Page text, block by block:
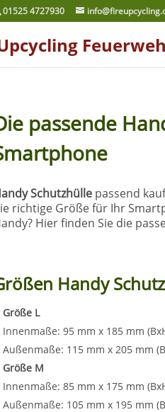
01525 4727930
passende
Schutzhülle passend
richtige Größe für Ihr
Hier finden Sie die
Handy
Größe L
Innenmaße: 95 mm x 185 mm
Außenmaße: 115 mm x 205 mm
Größe M
Innenmaße: 85 mm x 175 mm
Außenmaße: 105 mm x 195 mm